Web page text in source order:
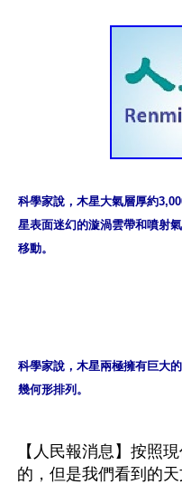
科學家說，木星大氣層厚約
星表面迷幻的漩渦雲帶和噴射
移動。
科學家說，木星兩極擁有巨大
幾何形排列。
【人民報消息】按照
的，但是我們看到的